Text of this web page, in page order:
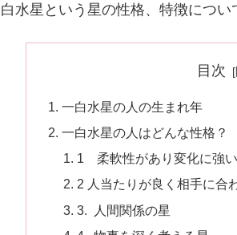
水星という星の性格、特徴につい
目次
一白水星の人の生まれ年
一白水星の人はどんな性格
1 柔軟性があり変化に強い
2 人当たりが良く相手に合
3. 人間関係の星